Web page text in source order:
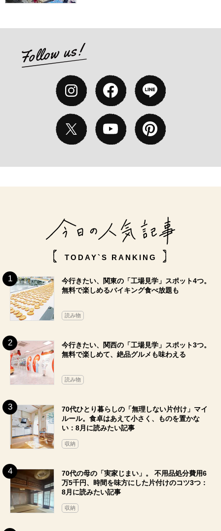
TODAY`S RANKING
今行きたい、関東の「工場見学」スポット4つ。
無料で楽しめるバイキング食べ放題も
読み物
今行きたい、関西の「工場見学」スポット3つ。
無料で楽しめて、絶品グルメも味わえる
読み物
70代ひとり暮らしの「無理しない片付け」マイ
ルール。食卓はあえて小さく、ものを置かな
い：8月に読みたい記事
収納
70代の母の「実家じまい」。 不用品処分費用6
万5千円、時間を味方にした片付けのコツ3つ：
8月に読みたい記事
収納